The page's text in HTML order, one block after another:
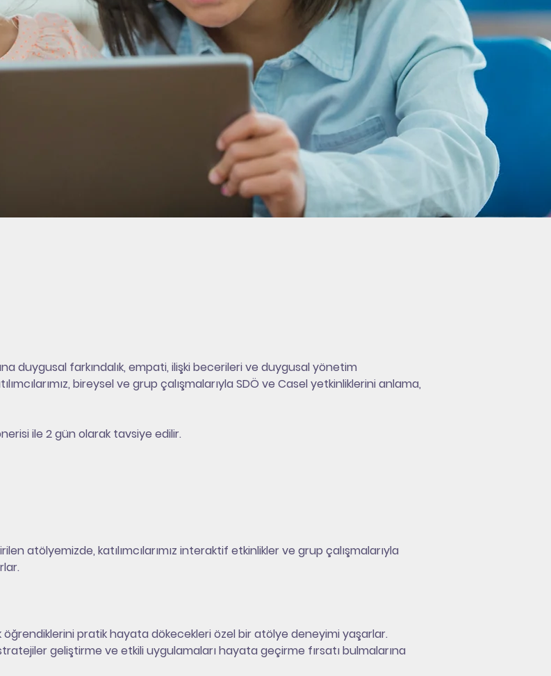
duygusal farkındalık, empati, ilişki becerileri ve duygusal yönetim
bireysel ve grup çalışmalarıyla SDÖ ve Casel yetkinliklerini anlama,
ile 2 gün olarak tavsiye edilir.
atölyemizde, katılımcılarımız interaktif etkinlikler ve grup çalışmalarıyla
öğrendiklerini pratik hayata dökecekleri özel bir atölye deneyimi yaşarlar.
geliştirme ve etkili uygulamaları hayata geçirme fırsatı bulmalarına